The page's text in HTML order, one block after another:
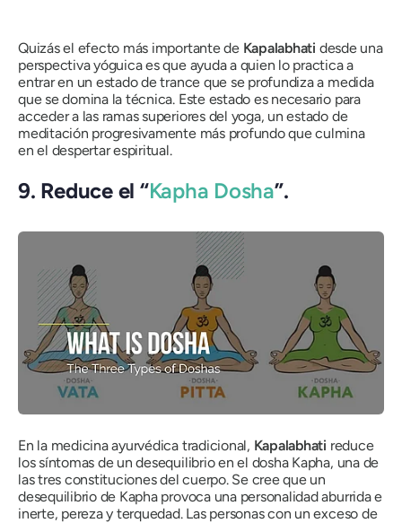
Quizás el efecto más importante de Kapalabhati desde una
perspectiva yóguica es que ayuda a quien lo practica a
entrar en un estado de trance que se profundiza a medida
que se domina la técnica. Este estado es necesario para
acceder a las ramas superiores del yoga, un estado de
meditación progresivamente más profundo que culmina
en el despertar espiritual.
9. Reduce el “Kapha Dosha”.
En la medicina ayurvédica tradicional, Kapalabhati reduce
los síntomas de un desequilibrio en el dosha Kapha, una de
las tres constituciones del cuerpo. Se cree que un
desequilibrio de Kapha provoca una personalidad aburrida e
inerte, pereza y terquedad. Las personas con un exceso de